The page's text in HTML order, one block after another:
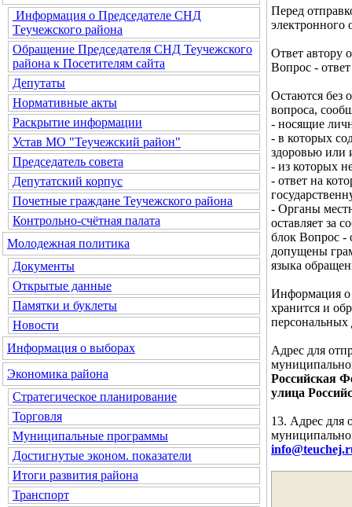
Информация о Председателе СНД
Теучежского района
Обращение Председателя СНД Теучежского
района к Посетителям сайта
Депутаты
Нормативные акты
Раскрытие информации
Устав МО "Теучежский район"
Председатель совета
Депутатский корпус
Почетные граждане Теучежского района
Контрольно-счётная палата
Молодежная политика
Документы
Открытые данные
Памятки и буклеты
Новости
Информация о выборах
Экономика района
Стратегическое планирование
Торговля
Муниципальные программы
Достигнутые эконом. показатели
Итоги развития района
Транспорт
Перед
электронного
Ответ автору
Вопрос - ответ
Остаются без
вопроса,
- носящие
- в которых
здоровью или
- из которых
- ответ на
- Органы
оставляет за
блок Вопрос -
допущены
языка
Информация о
хранится и
Адрес для
Российская
улица
13. Адрес для